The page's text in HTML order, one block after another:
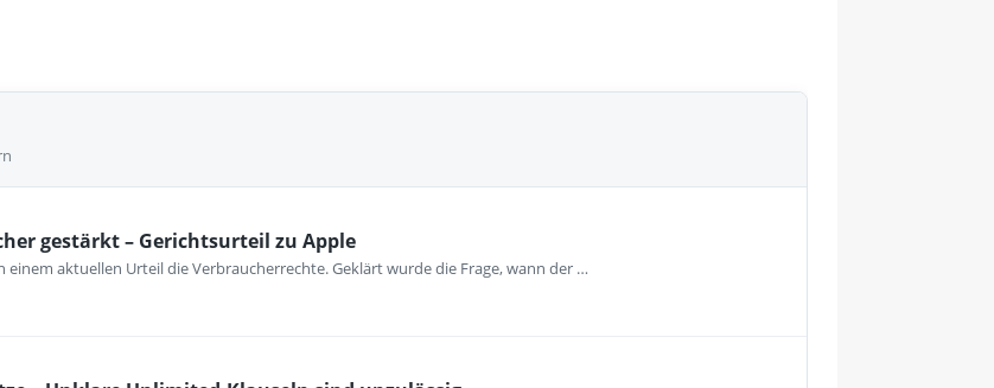
gestärkt – Gerichtsurteil zu Apple
aktuellen Urteil die Verbraucherrechte. Geklärt wurde die Frage, wann der …